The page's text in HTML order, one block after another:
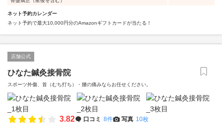
ネット予約カレンダー
ネット予約で最大10,000円分のAmazonギフトカードが当たる！
店舗公式
ひなた鍼灸接骨院
スポーツ外傷、首（むち打ち）・腰の痛みならお任せください。
3.82 口コミ 8件 写真 10枚